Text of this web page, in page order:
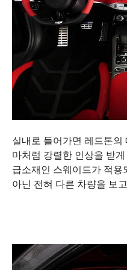
실내로 들어가면 레드톤의
마처럼 강렬한 인상을 받
급소재인 스웨이드가 적
아닌 전혀 다른 차량을 보